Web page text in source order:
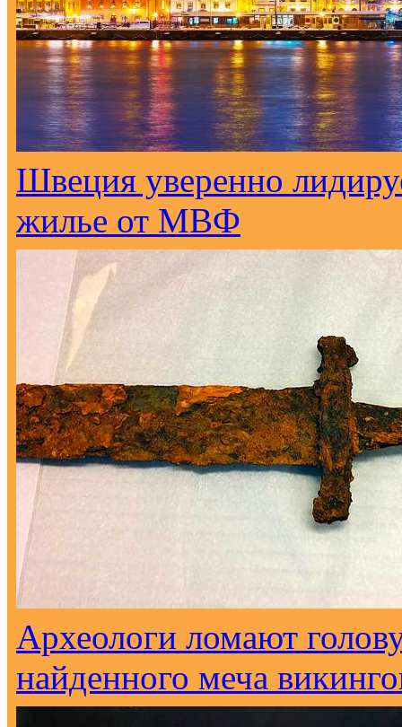
Швеция уверенно
жилье от МВФ
Археологи ломают
найденного меча